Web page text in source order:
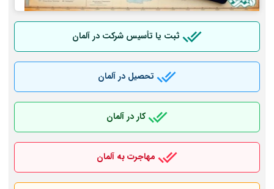
ثبت یا تأسیس شرکت در آلمان
تحصیل در آلمان
کار در آلمان
مهاجرت به آلمان